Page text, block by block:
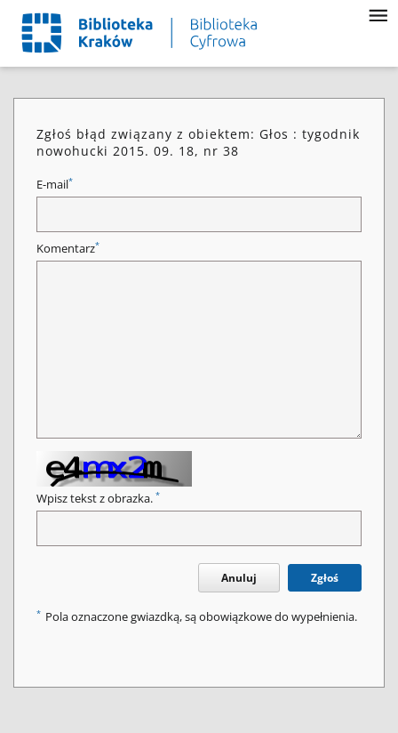
Zgłoś błąd związany z obiektem: Głos : tygodnik
nowohucki 2015. 09. 18, nr 38
E-mail*
Komentarz*
Wpisz tekst z obrazka. *
Anuluj Zgłoś
* Pola oznaczone gwiazdką, są obowiązkowe do wypełnienia.